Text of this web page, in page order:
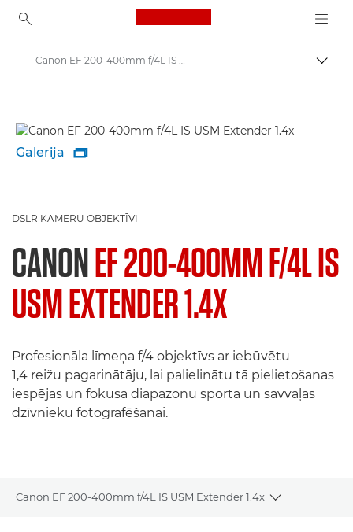
Canon Logo, back to
Canon EF 200-400mm f/4L IS USM Extender 1.4x - Lenses - Camera & Photo lenses
Galerija 
DSLR KAMERU OBJEKTĪVI
CANONEF 200-400MM F/4L IS
USM EXTENDER 1.4X
Profesionāla līmeņa f/4 objektīvs ar iebūvētu
1,4 reižu pagarinātāju, lai palielinātu tā pielietošanas
iespējas un fokusa diapazonu sporta un savvaļas
dzīvnieku fotografēšanai.
Canon EF 200-400mm f/4L IS USM Extender 1.4x
Toggle